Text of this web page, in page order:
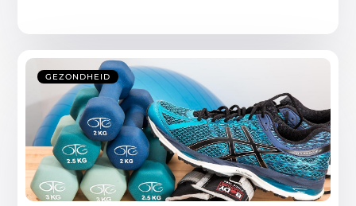
GEZONDHEID